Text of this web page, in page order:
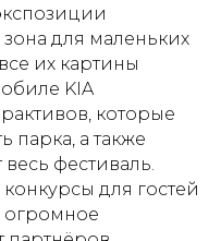
зона для маленьких
их картины
KIA
которые
парка, а также
весь фестиваль.
для гостей
огромное